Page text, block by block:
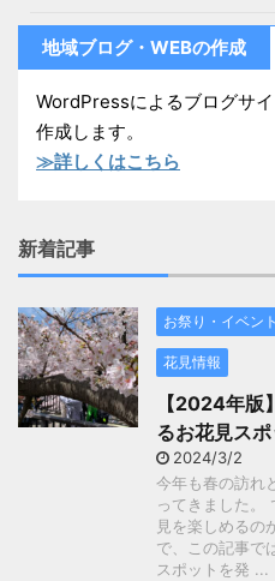
地域ブログ・WEBの作成
WordPressによるブログサ
作成します。
≫詳しくはこちら
新着記事
お祭り・イベン
花見情報
【2024年版
るお花見ス
2024/3/2
今年も春の訪れ
ってきました。
見を楽しめるの
で、この記事で
スポットを発 ...